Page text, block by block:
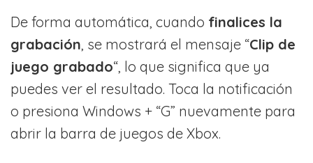
De forma automática, cuando finalices la
grabación , se mostrará el mensaje “Clip de
juego grabado“, lo que significa que ya
puedes ver el resultado. Toca la notificación
o presiona Windows + “G” nuevamente para
abrir la barra de juegos de Xbox.